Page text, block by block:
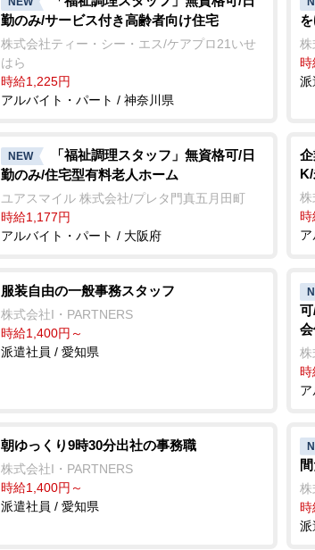
勤のみ/サービス付き高齢者向け住宅
株式会社ティー・シー・エス/ケアプロ21いせ
はら
時給1,225円
アルバイト・パート / 神奈川県
株
時
派
NEW
「福祉調理スタッフ」無資格可/日
勤のみ/住宅型有料老人ホーム
ユアスマイル 株式会社/プレタ門真五月田町
時給1,177円
アルバイト・パート / 大阪府
株
時
服装自由の一般事務スタッフ
株式会社I・PARTNERS
時給1,400円～
派遣社員 / 愛知県
株
時
朝ゆっくり9時30分出社の事務職
株式会社I・PARTNERS
時給1,400円～
派遣社員 / 愛知県
株
時
派